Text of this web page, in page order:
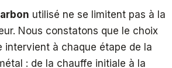
utilisé ne se limitent pas à la
Nous constatons que le choix
intervient à chaque étape de la
: de la chauffe initiale à la